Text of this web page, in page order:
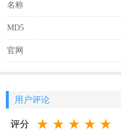
名称
MD5
官网
用户评论
评分 ★ ★ ★ ★ ★